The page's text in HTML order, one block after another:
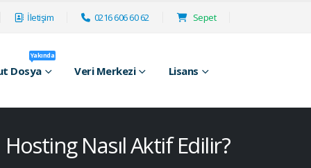
İletişim 0216 606 60 62 Sepet
Dosya
Yakında
Veri Merkezi Lisans
Hosting Nasıl Aktif Edilir?